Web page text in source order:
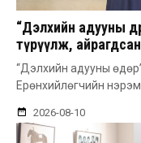
“Дэлхийн адууны
түрүүлж,
“Дэлхийн адууны
Ерөнхийлөгчийн
2026-08-10